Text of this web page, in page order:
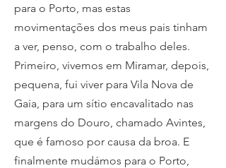
para o Porto, mas estas
movimentações dos meus pais tinham
a ver, penso, com o trabalho deles.
Primeiro, vivemos em Miramar, depois,
pequena, fui viver para Vila Nova de
Gaia, para um sítio encavalitado nas
margens do Douro, chamado Avintes,
que é famoso por causa da broa. E
finalmente mudámos para o Porto,